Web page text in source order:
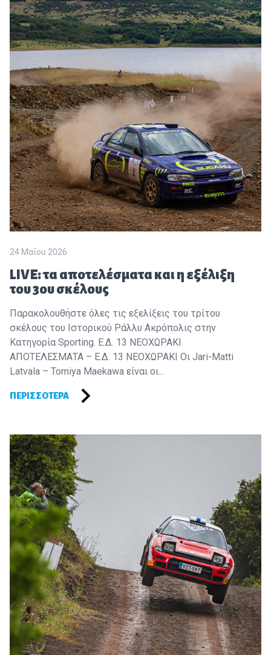
24 Μαΐου 2026
LIVE: τα αποτελέσματα και η εξέλιξη
του 3ου σκέλους
Παρακολουθήστε όλες τις εξελίξεις του τρίτου
σκέλους του Ιστορικού Ράλλυ Ακρόπολις στην
Κατηγορία Sporting. Ε.Δ. 13 ΝΕΟΧΩΡΑΚΙ
ΑΠΟΤΕΛΕΣΜΑΤΑ – Ε.Δ. 13 ΝΕΟΧΩΡΑΚΙ Οι Jari-Matti
Latvala – Tomiya Maekawa είναι οι...
ΠΕΡΙΣΣΌΤΕΡΑ